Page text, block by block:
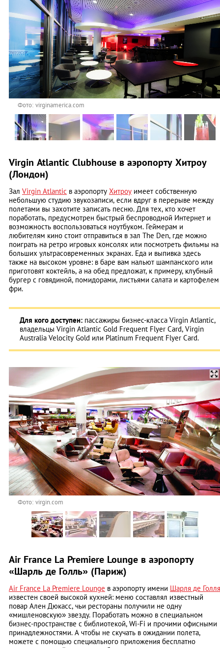
Фото: virginamerica.com
Virgin Atlantic Clubhouse в аэропорту Хитроу
(Лондон)
Зал Virgin Atlantic в аэропорту Хитроу имеет собственную
небольшую студию звукозаписи, если вдруг в перерыве между
полетами вы захотите записать песню. Для тех, кто хочет
поработать, предусмотрен быстрый беспроводной Интернет и
возможность воспользоваться ноутбуком. Геймерам и
любителям кино стоит отправиться в зал The Den, где можно
поиграть на ретро игровых консолях или посмотреть фильмы на
больших ультрасовременных экранах. Еда и выпивка здесь
также на высоком уровне: в баре вам нальют шампанского или
приготовят коктейль, а на обед предложат, к примеру, клубный
бургер с говядиной, помидорами, листьями салата и картофелем
фри.
Для кого доступен: пассажиры бизнес-класса Virgin Atlantic,
владельцы Virgin Atlantic Gold Frequent Flyer Card, Virgin
Australia Velocity Gold или Platinum Frequent Flyer Card.
Фото: virgin.com
Air France La Premiere Lounge в аэропорту
«Шарль де Голль» (Париж)
Air France La Premiere Lounge в аэропорту имени Шарля де Голля
известен своей высокой кухней: меню составлял известный
повар Ален Дюкасс, чьи рестораны получили не одну
«мишленовскую» звезду. Поработать можно в специальном
бизнес-пространстве с библиотекой, Wi-Fi и прочими офисными
принадлежностями. А чтобы не скучать в ожидании полета,
можете с помощью специального приложения бесплатно